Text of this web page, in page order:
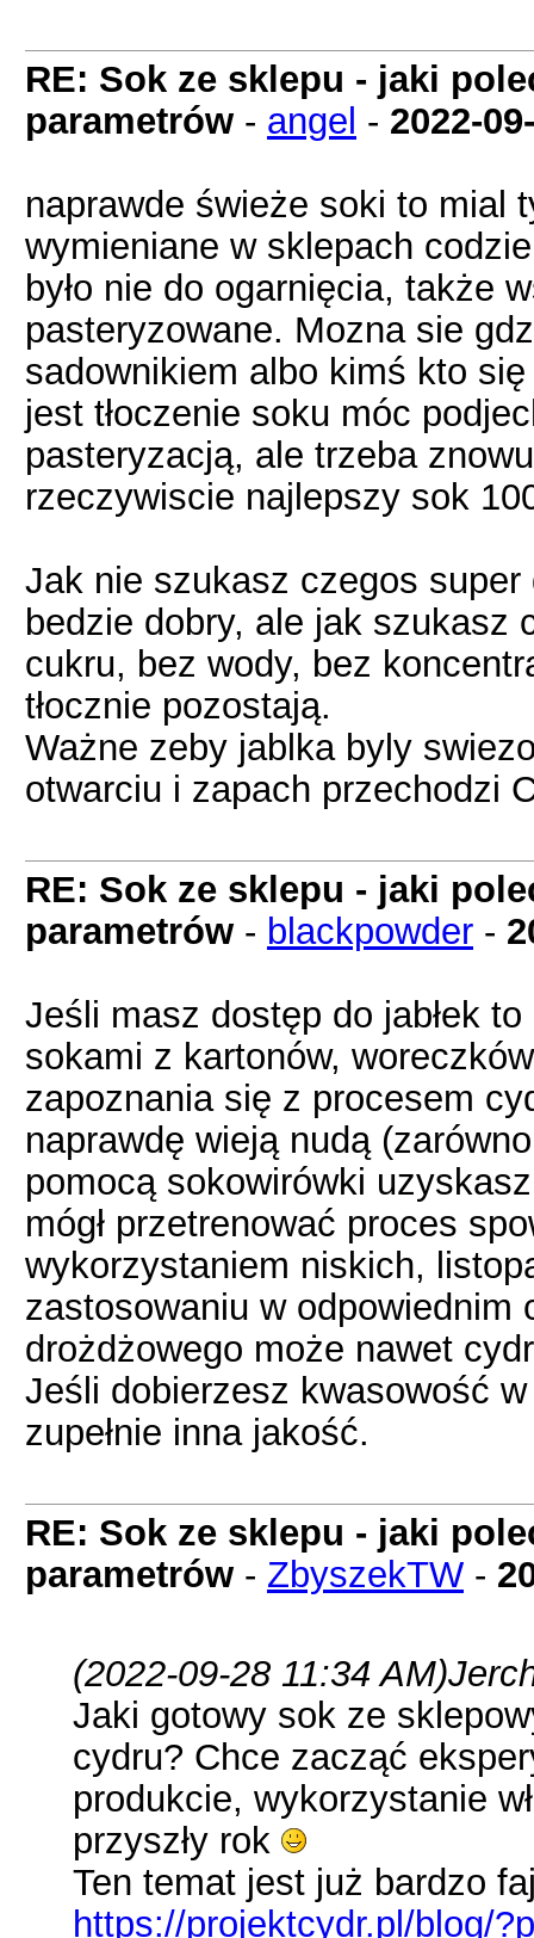
RE: Sok ze sklepu - jaki
parametrów - angel - 2022-
naprawde świeże soki to mial
wymieniane w sklepach
było nie do ogarnięcia, także
pasteryzowane. Mozna sie
sadownikiem albo kimś kto
jest tłoczenie soku móc
pasteryzacją, ale trzeba
rzeczywiscie najlepszy sok
Jak nie szukasz czegos
bedzie dobry, ale jak szukasz
cukru, bez wody, bez
tłocznie pozostają.
Ważne zeby jablka byly
otwarciu i zapach przechodzi
RE: Sok ze sklepu - jaki
parametrów - blackpowder -
Jeśli masz dostęp do jabłek
sokami z kartonów,
zapoznania się z procesem
naprawdę wieją nudą
pomocą sokowirówki
mógł przetrenować proces
wykorzystaniem niskich,
zastosowaniu w
drożdżowego może nawet
Jeśli dobierzesz kwasowość
zupełnie inna jakość.
RE: Sok ze sklepu - jaki
parametrów - ZbyszekTW -
(2022-09-28 11:34 AM)
Jaki gotowy sok ze
cydru? Chce zacząć
produkcie, wykorzystanie
przyszły rok
Ten temat jest już bardzo
https://projektcydr.pl/blog/